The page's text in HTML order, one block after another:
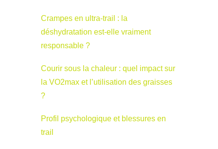
Crampes en ultra-trail : la
déshydratation est-elle vraiment
responsable ?
Courir sous la chaleur : quel impact sur
la VO2max et l’utilisation des graisses
?
Profil psychologique et blessures en
trail